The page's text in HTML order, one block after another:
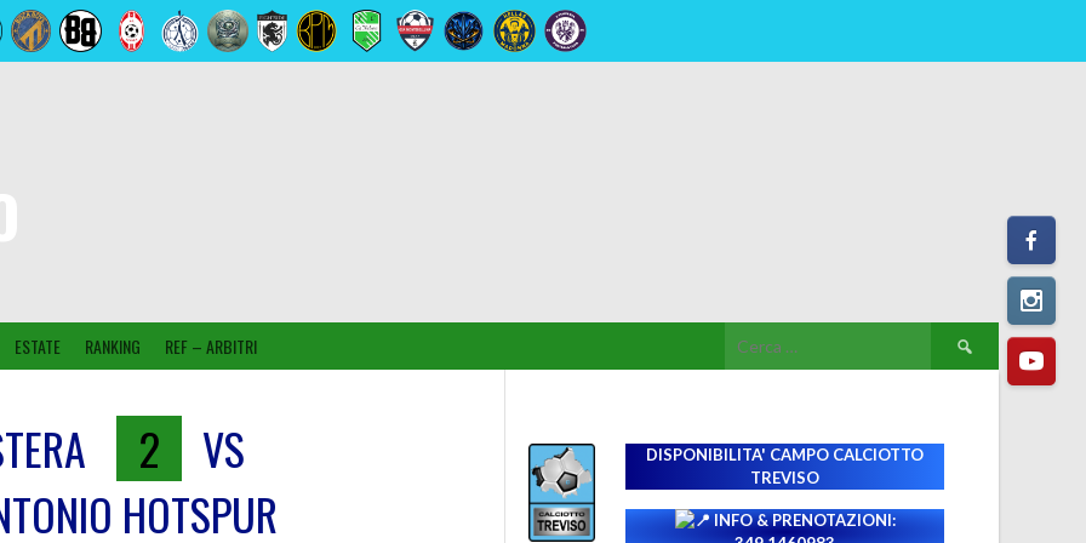
ESTATE RANKING REF – ARBITRI
Ricerca
per:
2
VS
HOTSPUR
DISPONIBILITA' CAMPO CALCIOTTO
TREVISO
INFO & PRENOTAZIONI: